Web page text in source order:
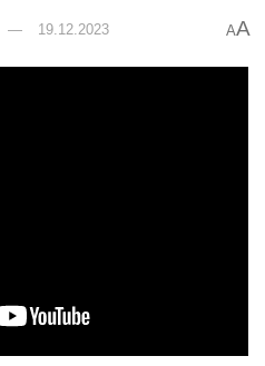
19.12.2023 AA